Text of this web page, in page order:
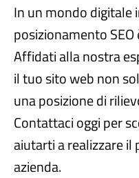
In un mondo digitale
posizionamento
Affidati alla nostra
il tuo sito web non
una posizione di
Contattaci oggi per
aiutarti a realizzare
azienda.